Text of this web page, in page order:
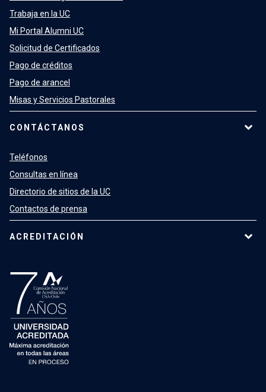
Trabaja en la UC
Mi Portal Alumni UC
Solicitud de Certificados
Pago de créditos
Pago de arancel
Misas y Servicios Pastorales
CONTÁCTANOS
Teléfonos
Consultas en línea
Directorio de sitios de la UC
Contactos de prensa
ACREDITACIÓN